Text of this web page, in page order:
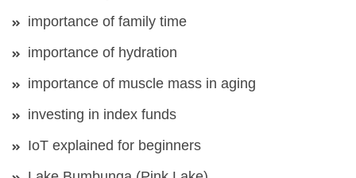
importance of family time
importance of hydration
importance of muscle mass in aging
investing in index funds
IoT explained for beginners